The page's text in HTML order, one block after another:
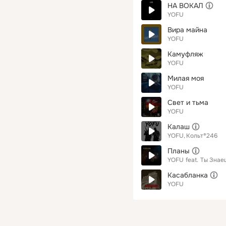
НА ВОКАЛ
YOFU
Вира майна
YOFU
Камуфляж
YOFU
Милая моя
YOFU
Свет и тьма
YOFU
Калаш
YOFU Кольт®246
Планы
YOFU feat. Ты
Касабланка
YOFU